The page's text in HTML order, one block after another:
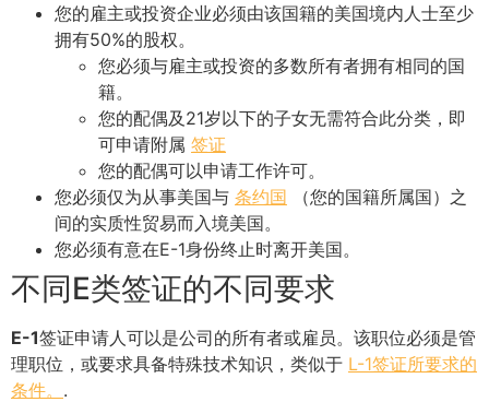
您的雇主或投资企业必须由该国籍的美国境内人士至少
拥有50%的股权。
您必须与雇主或投资的多数所有者拥有相同的国
籍。
您的配偶及21岁以下的子女无需符合此分类，即
可申请附属 签证
您的配偶可以申请工作许可。
您必须仅为从事美国与 条约国 （您的国籍所属国）之
间的实质性贸易而入境美国。
您必须有意在E-1身份终止时离开美国。
不同E类签证的不同要求
E-1签证申请人可以是公司的所有者或雇员。该职位必须是管
理职位，或要求具备特殊技术知识，类似于 L-1签证所要求的
条件。 .